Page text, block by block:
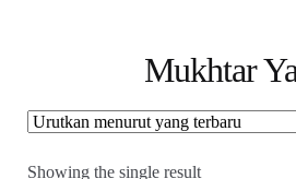
Foto
Suara
Mukhtar
Showing the single result